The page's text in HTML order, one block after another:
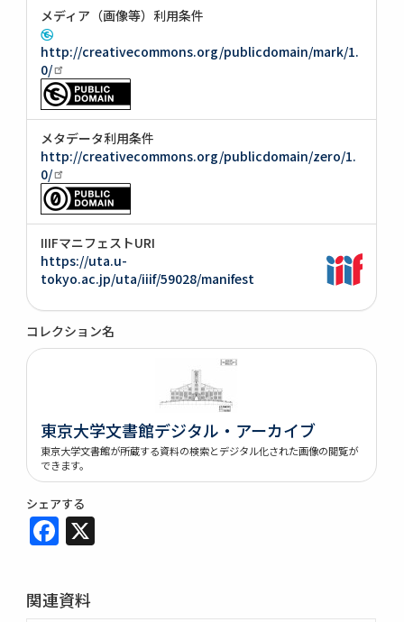
メディア（画像等）利用条件
http://creativecommons.org/publicdomain/mark/1.
0/
メタデータ利用条件
http://creativecommons.org/publicdomain/zero/1.
0/
IIIFマニフェストURI
https://uta.u-
tokyo.ac.jp/uta/iiif/59028/manifest
コレクション名
東京大学文書館デジタル・アーカイブ
東京大学文書館が所蔵する資料の検索とデジタル化された画像の閲覧が
できます。
シェアする
Facebook
関連資料